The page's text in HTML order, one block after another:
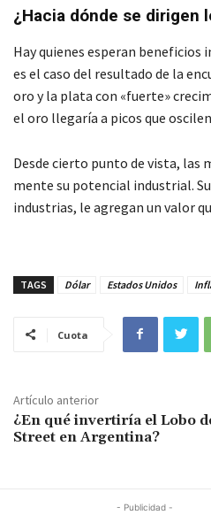
¿Hacia dónde se dirigen
Hay quienes esperan
es el caso del resultado de la
oro y la plata con «fuerte»
el oro llegaría a picos que
Desde cierto punto de vista, las
mente su potencial industrial.
industrias, le agregan un valor
TAGS Dólar Estados Unidos
Cuota
Artículo anterior
¿En qué invertiría el Lobo
Street en Argentina?
- Publicidad -